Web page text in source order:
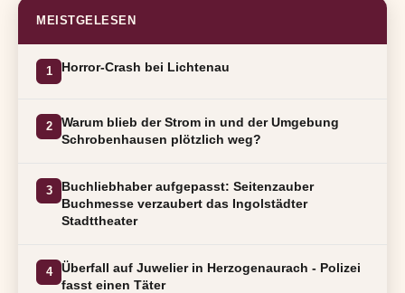
MEISTGELESEN
1 Horror-Crash bei Lichtenau
2
Warum blieb der Strom in und der Umgebung
Schrobenhausen plötzlich weg?
3
Buchliebhaber aufgepasst: Seitenzauber
Buchmesse verzaubert das Ingolstädter
Stadttheater
4
Überfall auf Juwelier in Herzogenaurach - Polizei
fasst einen Täter